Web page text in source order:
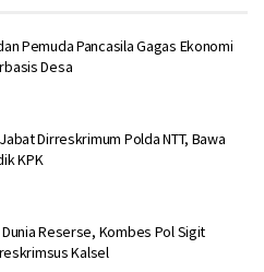
Pemuda Pancasila Gagas Ekonomi
Desa
Dirreskrimum Polda NTT, Bawa
KPK
Reserse, Kombes Pol Sigit
Kalsel